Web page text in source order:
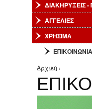
ΔΙΑΚΗΡΥΞΕΙΣ
ΑΓΓΕΛΙΕΣ
ΧΡΗΣΙΜΑ
ΕΠΙΚΟΙΝΩΝΙΑ
Είστε εδώ
Αρχική ›